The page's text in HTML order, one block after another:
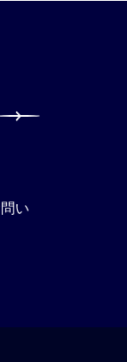
い